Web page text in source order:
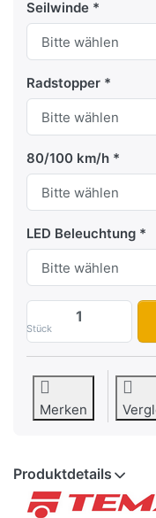
Seilwinde
Radstopper
80/100 km/h
LED Beleuchtung
Stück
Merken
Produktdetails